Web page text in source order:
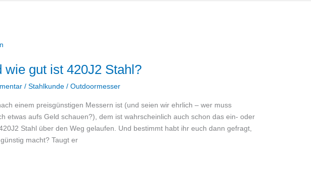
wie gut ist 420J2 Stahl?
/Stahlkunde /Outdoormesser
einem preisgünstigen Messern ist (und seien wir ehrlich – wer muss
etwas aufs Geld schauen?), dem ist wahrscheinlich auch schon das ein- oder
Stahl über den Weg gelaufen. Und bestimmt habt ihr euch dann gefragt,
macht? Taugt er